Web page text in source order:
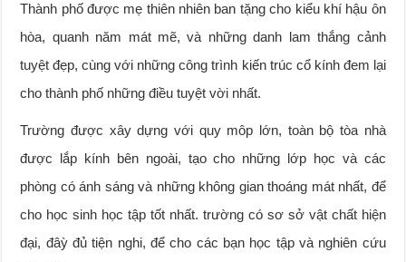
Thành phố được mẹ thiên nhiên ban tặng cho kiểu khí hậu ôn
hòa, quanh năm mát mẽ, và những danh lam thắng cảnh
tuyệt đẹp, cùng với những công trình kiến trúc cổ kính đem lại
cho thành phố những điều tuyệt vời nhất.
Trường được xây dựng với quy môp lớn, toàn bộ tòa nhà
được lắp kính bên ngoài, tạo cho những lớp học và các
phòng có ánh sáng và những không gian thoáng mát nhất, để
cho học sinh học tập tốt nhất. trường có sơ sở vật chất hiện
đại, đâỳ đủ tiện nghi, để cho các bạn học tập và nghiên cứu